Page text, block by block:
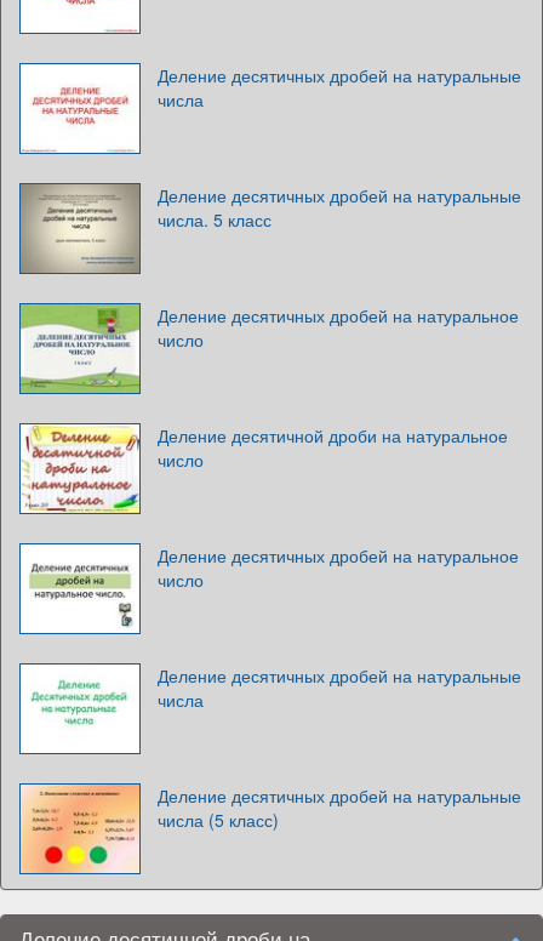
Деление десятичных дробей на натуральные
числа
Деление десятичных дробей на натуральные
числа. 5 класс
Деление десятичных дробей на натуральное
число
Деление десятичной дроби на натуральное
число
Деление десятичных дробей на натуральное
число
Деление десятичных дробей на натуральные
числа
Деление десятичных дробей на натуральные
числа (5 класс)